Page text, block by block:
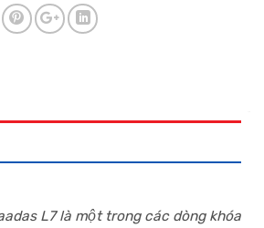
L7 là một trong các dòng khóa